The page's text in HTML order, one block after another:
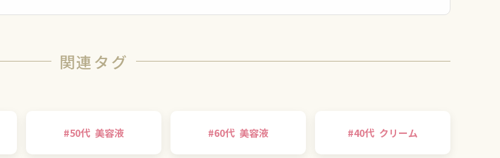
関連タグ
#50代 美容液 #60代 美容液 #40代 クリーム